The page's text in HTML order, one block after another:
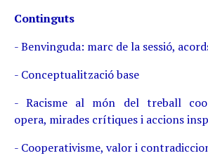
Continguts
- Benvinguda: marc de la sessió,
- Conceptualització base
- Racisme al món del treball
opera, mirades crítiques i accions
- Cooperativisme, valor i